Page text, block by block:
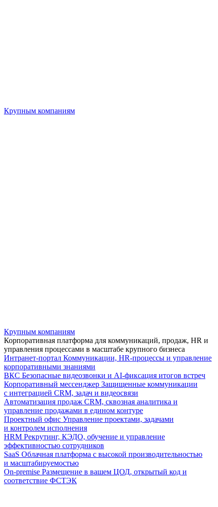
Крупным компаниям
Крупным компаниям
Корпоративная платформа для коммуникаций, продаж, HR и
управления процессами в масштабе крупного бизнеса
Интранет-портал Коммуникации, HR-процессы и управление
корпоративными знаниями
ВКС Безопасные видеозвонки и AI-фиксация итогов встреч
Корпоративный мессенджер Защищенные коммуникации
с интеграцией CRM, задач и видеосвязи
Автоматизация продаж CRM, сквозная аналитика и
управление продажами в едином контуре
Проектный офис Управление проектами, задачами
и контролем исполнения
HRM Рекрутинг, КЭДО, обучение и управление
эффективностью сотрудников
SaaS Облачная платформа с высокой производительностью
и масштабируемостью
On-premise Размещение в вашем ЦОД, открытый код и
соответствие ФСТЭК